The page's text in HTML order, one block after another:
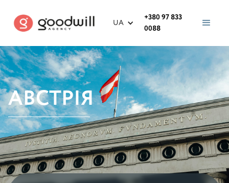
UA
+380 97 833
0088
АВСТРІЯ